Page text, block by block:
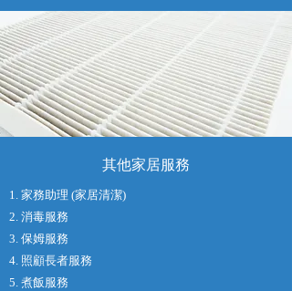
其他家居服務
1. 家務助理 (家居清潔)
2. 消毒服務
3. 保姆服務
4. 照顧長者服務
5. 煮飯服務